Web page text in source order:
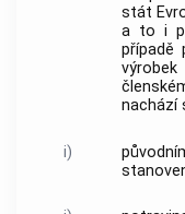
stát
a to i
případě
nachází
i)